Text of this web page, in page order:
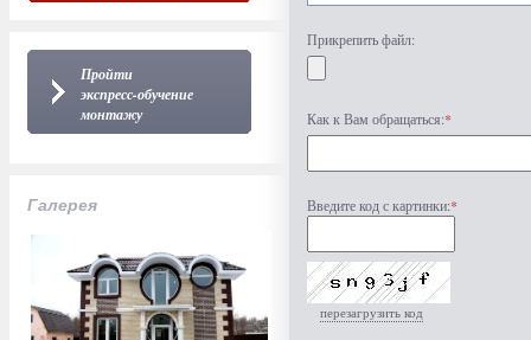
Пройти
экспресс-обучение
монтажу
Галерея
Прикрепить файл:
Как к Вам обращаться:*
Введите код с картинки:*
перезагрузить код